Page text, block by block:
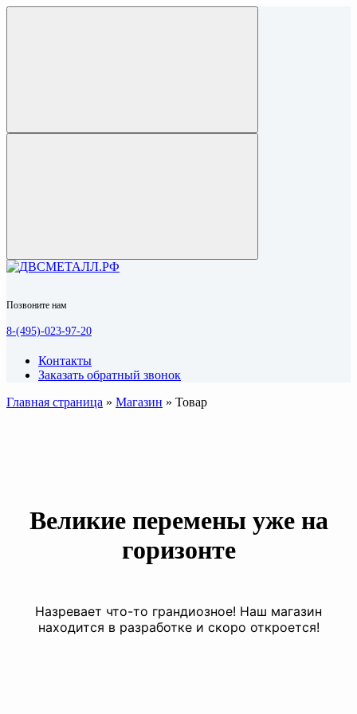
Позвоните нам
8-(495)-023-97-20
Контакты
Заказать обратный звонок
Главная страница » Магазин » Товар
Великие перемены уже на
горизонте
Назревает что-то грандиозное! Наш магазин
находится в разработке и скоро откроется!